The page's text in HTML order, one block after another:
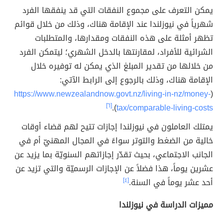
يمكن التعرف على مجموع النفقات التي قد ينفقها الفرد
شهرياً في نيوزلندا عند الإقامة هناك، وذلك من خلال قوائم
تظهر أمثلة على هذه النفقات ومقدارها، والمتطلبات
الشرائية للأفراد، لمقارنتها بالدخل الشهري؛ ليتمكن الفرد
من خلالها من تقدير المبلغ الذي يمكن له توفيره خلال
الإقامة هناك، وذلك بالرجوع إلى الرابط الآتي:
(
https://www.newzealandnow.govt.nz/living-in-nz/money-
tax/comparable-living-costs
).[٦]
يمتلك العاملون في نيوزلندا إجازات تتيح لهم قضاء أوقات
خالية من الضغط والتوتر سواءً في المجال المهنيّ أم في
الجانب الاجتماعي، بحيث تقدّر إجازاتهم السنويّة بما يزيد عن
عشرين يوماً، هذا فضلاً عن الإجازات الرسميّة والتي تزيد عن
أحد عشر يوماً في السنة.[٤]
مميزات الدراسة في نيوزلندا